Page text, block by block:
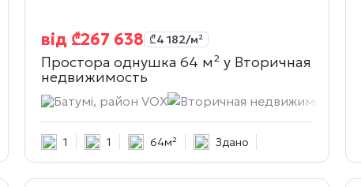
від ₾267 638 ₾4 182/м²
Простора однушка 64 м² уВторичная
недвижимость
Батумі, район VOX Вторичная недвижимость
1 1 64м² Здано